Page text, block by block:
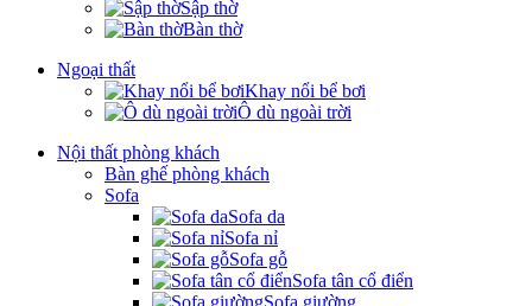
Sập thờ
Bàn thờ
Ngoại thất
Khay nổi bể bơi
Ô dù ngoài trời
Nội thất phòng khách
Bàn ghế phòng khách
Sofa
Sofa da
Sofa nỉ
Sofa gỗ
Sofa tân cổ điển